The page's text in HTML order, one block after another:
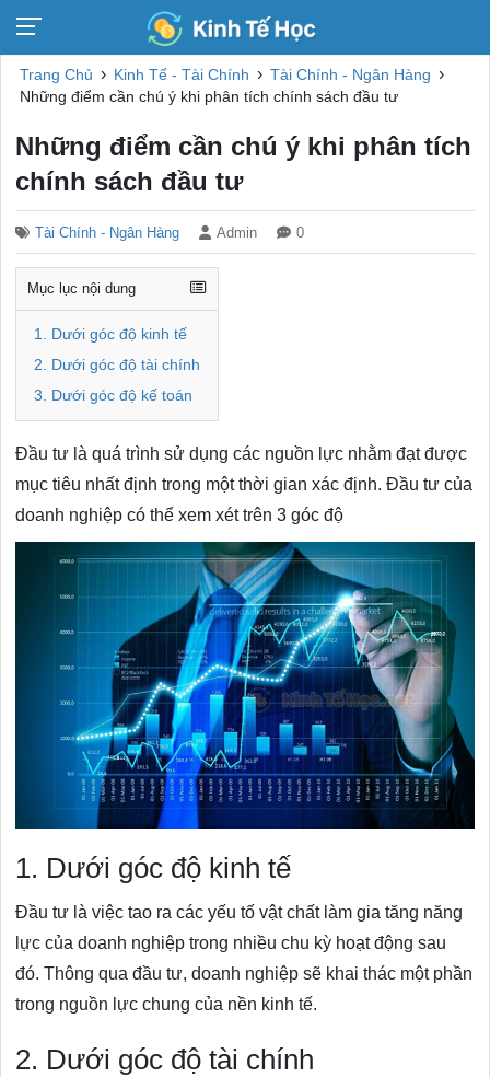
Trang Chủ › Kinh Tế - Tài Chính › Tài Chính - Ngân Hàng ›
Những điểm cần chú ý khi phân tích chính sách đầu tư
Những điểm cần chú ý khi phân tích
chính sách đầu tư
Tài Chính - Ngân Hàng Admin 0
Mục lục nội dung
1. Dưới góc độ kinh tế
2. Dưới góc độ tài chính
3. Dưới góc độ kế toán
Đầu tư là quá trình sử dụng các nguồn lực nhằm đạt được
mục tiêu nhất định trong một thời gian xác định. Đầu tư của
doanh nghiệp có thể xem xét trên 3 góc độ
1. Dưới góc độ kinh tế
Đầu tư là việc tao ra các yếu tố vật chất làm gia tăng năng
lực của doanh nghiệp trong nhiều chu kỳ hoạt động sau
đó. Thông qua đầu tư, doanh nghiệp sẽ khai thác một phần
trong nguồn lực chung của nền kinh tế.
2. Dưới góc độ tài chính